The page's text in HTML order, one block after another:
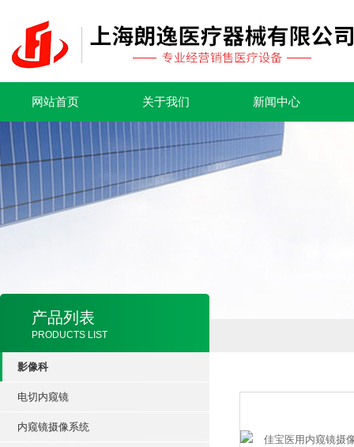
网站首页 关于我们 新闻中心
产品列表
PRODUCTS LIST
影像科
电切内窥镜
内窥镜摄像系统